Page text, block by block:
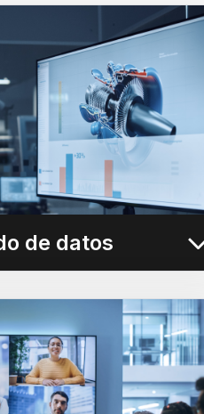
de datos
mando de datos
segura las principales
empresarial como
en cualquier pantalla de
la plataforma Userful.
Más información
de colaboración
persona realice fácilmente
pantalla de la sala de